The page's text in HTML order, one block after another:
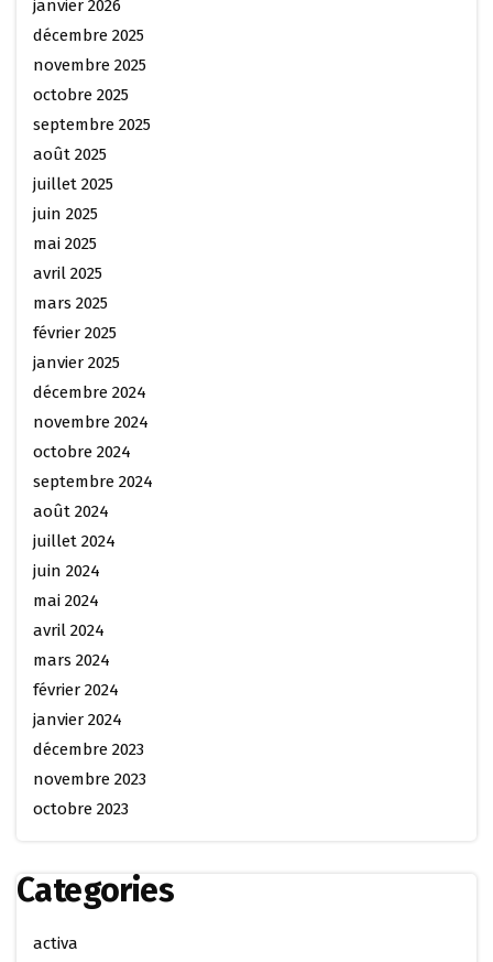
janvier 2026
décembre 2025
novembre 2025
octobre 2025
septembre 2025
août 2025
juillet 2025
juin 2025
mai 2025
avril 2025
mars 2025
février 2025
janvier 2025
décembre 2024
novembre 2024
octobre 2024
septembre 2024
août 2024
juillet 2024
juin 2024
mai 2024
avril 2024
mars 2024
février 2024
janvier 2024
décembre 2023
novembre 2023
octobre 2023
Categories
activa